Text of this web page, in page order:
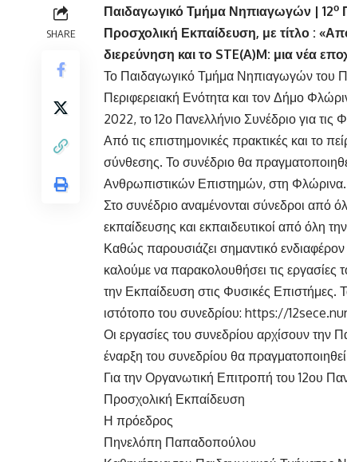
SHARE
Παιδαγωγικό Τμήμα Νηπιαγωγών | 12ο
Προσχολική Εκπαίδευση, με τίτλο :
διερεύνηση και το STE(A)M: μια νέα
Το Παιδαγωγικό Τμήμα Νηπιαγωγών του
Περιφερειακή Ενότητα και τον Δήμο
2022, το 12ο Πανελλήνιο Συνέδριο για
Από τις επιστημονικές πρακτικές και το
σύνθεσης. Το συνέδριο θα
Ανθρωπιστικών Επιστημών, στη Φλώρινα.
Στο συνέδριο αναμένονται σύνεδροι από
εκπαίδευσης και εκπαιδευτικοί από όλη
Καθώς παρουσιάζει σημαντικό ενδιαφέρον
καλούμε να παρακολουθήσει τις εργασίες
την Εκπαίδευση στις Φυσικές Επιστήμες.
ιστότοπο του συνεδρίου: https://
Οι εργασίες του συνεδρίου αρχίσουν
έναρξη του συνεδρίου θα
Για την Οργανωτική Επιτροπή του 12ου
Προσχολική Εκπαίδευση
Η πρόεδρος
Πηνελόπη Παπαδοπούλου